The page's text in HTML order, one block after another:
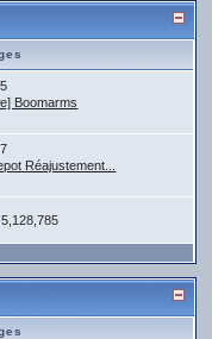
Boomarms
Réajustement...
5,128,785